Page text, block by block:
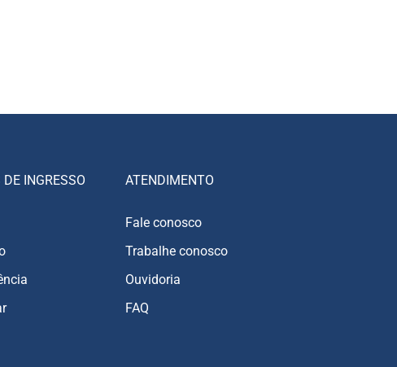
INGRESSO ATENDIMENTO
Fale conosco
Trabalhe conosco
Ouvidoria
FAQ